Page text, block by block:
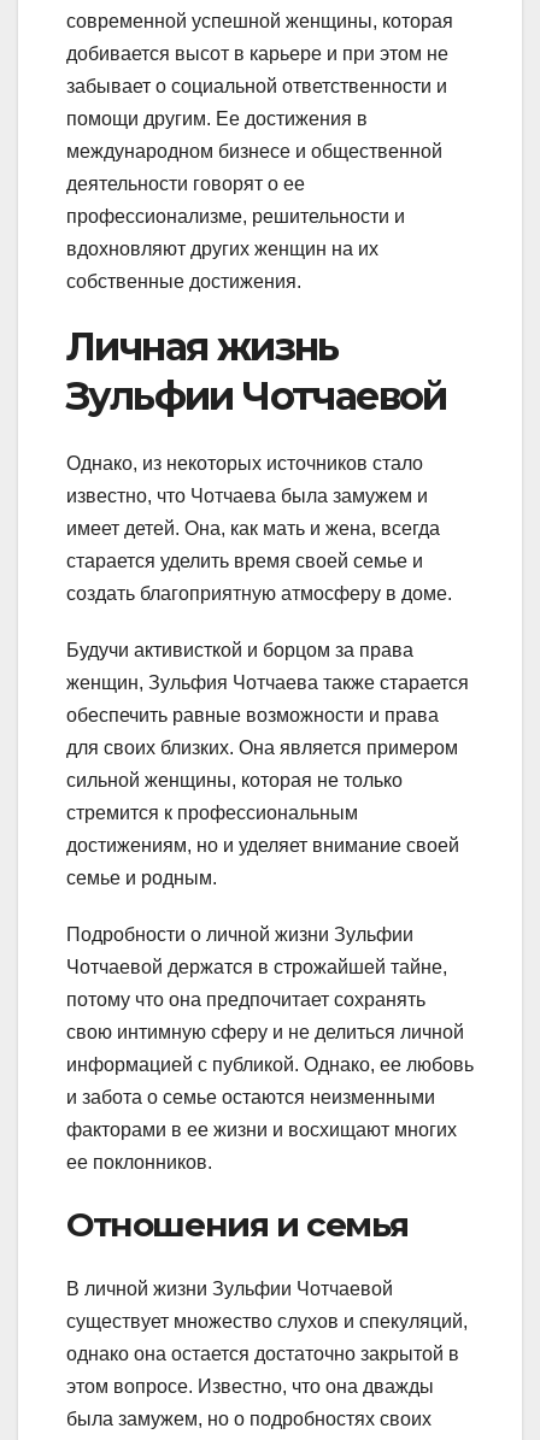
современной успешной женщины, которая
добивается высот в карьере и при этом не
забывает о социальной ответственности и
помощи другим. Ее достижения в
международном бизнесе и общественной
деятельности говорят о ее
профессионализме, решительности и
вдохновляют других женщин на их
собственные достижения.
Личная жизнь
Зульфии Чотчаевой
Однако, из некоторых источников стало
известно, что Чотчаева была замужем и
имеет детей. Она, как мать и жена, всегда
старается уделить время своей семье и
создать благоприятную атмосферу в доме.
Будучи активисткой и борцом за права
женщин, Зульфия Чотчаева также старается
обеспечить равные возможности и права
для своих близких. Она является примером
сильной женщины, которая не только
стремится к профессиональным
достижениям, но и уделяет внимание своей
семье и родным.
Подробности о личной жизни Зульфии
Чотчаевой держатся в строжайшей тайне,
потому что она предпочитает сохранять
свою интимную сферу и не делиться личной
информацией с публикой. Однако, ее любовь
и забота о семье остаются неизменными
факторами в ее жизни и восхищают многих
ее поклонников.
Отношения и семья
В личной жизни Зульфии Чотчаевой
существует множество слухов и спекуляций,
однако она остается достаточно закрытой в
этом вопросе. Известно, что она дважды
была замужем, но о подробностях своих